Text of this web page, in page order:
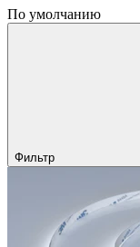
По умолчанию
Фильтр